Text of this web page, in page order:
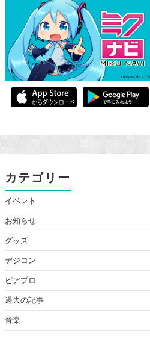
カテゴリー
イベント
お知らせ
グッズ
デジコン
ピアプロ
過去の記事
音楽